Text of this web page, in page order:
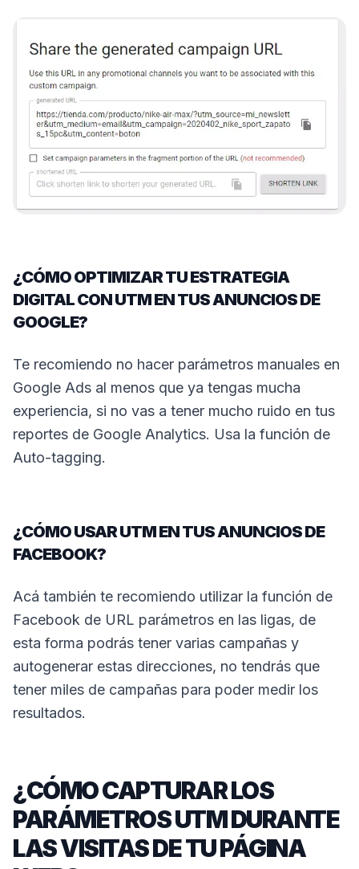
¿CÓMO OPTIMIZAR TU ESTRATEGIA
DIGITAL CON UTM EN TUS ANUNCIOS DE
GOOGLE?
Te recomiendo no hacer parámetros manuales en
Google Ads al menos que ya tengas mucha
experiencia, si no vas a tener mucho ruido en tus
reportes de Google Analytics. Usa la función de
Auto-tagging.
¿CÓMO USAR UTM EN TUS ANUNCIOS DE
FACEBOOK?
Acá también te recomiendo utilizar la función de
Facebook de URL parámetros en las ligas, de
esta forma podrás tener varias campañas y
autogenerar estas direcciones, no tendrás que
tener miles de campañas para poder medir los
resultados.
¿CÓMO CAPTURAR LOS
PARÁMETROS UTM DURANTE
LAS VISITAS DE TU PÁGINA